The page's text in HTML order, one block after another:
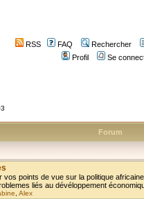
RSS FAQ
Rechercher
Profil
Se
Forum
points de vue sur la politique
liés au dévéloppement
Alex